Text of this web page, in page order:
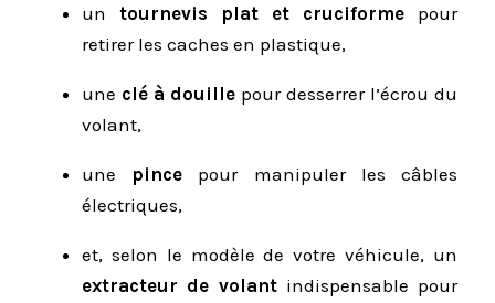
untournevis plat et cruciformepour
retirer les caches en plastique,
une clé à douille pour desserrer l’écrou du
volant,
une pince pour manipuler les câbles
électriques,
et, selon le modèle de votre véhicule, un
extracteur de volantindispensable pour